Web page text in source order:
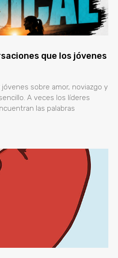
que los jóvenes
sobre amor, noviazgo y
A veces los líderes
las palabras